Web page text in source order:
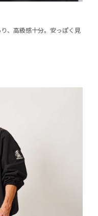
、高級感十分。安っぽく見